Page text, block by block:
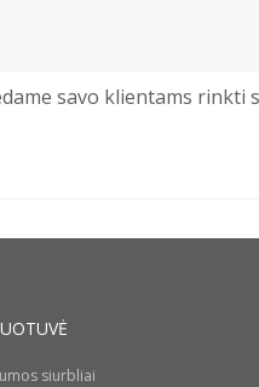
savo klientams rinkti
siurbliai